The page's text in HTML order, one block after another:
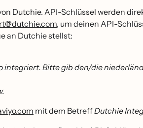
Dutchie. API-Schlüssel werden
, um deinen API-
an Dutchie stellst:
Bitte gib den/die
mit dem BetreffDutchie